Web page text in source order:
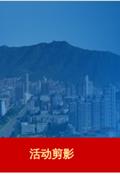
活动剪影